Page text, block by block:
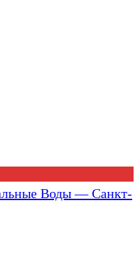
Воды — Санкт-